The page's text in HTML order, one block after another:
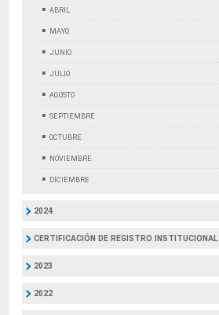
ABRIL
MAYO
JUNIO
JULIO
AGOSTO
SEPTIEMBRE
OCTUBRE
NOVIEMBRE
DICIEMBRE
2024
CERTIFICACIÓN DE REGISTRO INSTITUCIONAL
2023
2022